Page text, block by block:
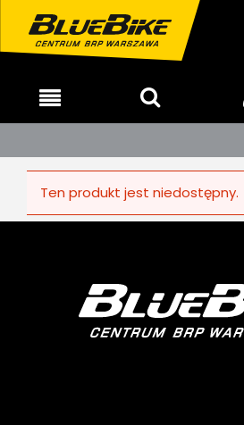
Ten produkt jest niedostępny.